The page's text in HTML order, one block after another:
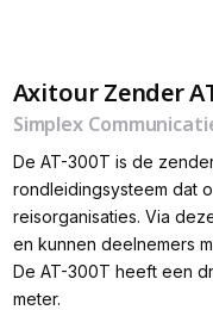
Axitour Zender
Simplex
De AT-300T is de
rondleidingsysteem dat
reisorganisaties. Via
en kunnen deelnemers
De AT-300T heeft een
meter.